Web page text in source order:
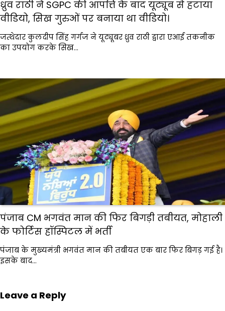
ध्रुव राठी ने SGPC की आपत्ति के बाद यूट्यूब से हटाया
वीडियो, सिख गुरुओं पर बनाया था वीडियो।
जत्थेदार कुलदीप सिंह गर्गज ने यूट्यूबर ध्रुव राठी द्वारा एआई तकनीक
का उपयोग करके सिख…
पंजाब CM भगवंत मान की फिर बिगड़ी तबीयत, मोहाली
के फोर्टिस हॉस्पिटल में भर्ती
पंजाब के मुख्यमंत्री भगवंत मान की तबीयत एक बार फिर बिगड़ गई है।
इसके बाद…
Leave a Reply